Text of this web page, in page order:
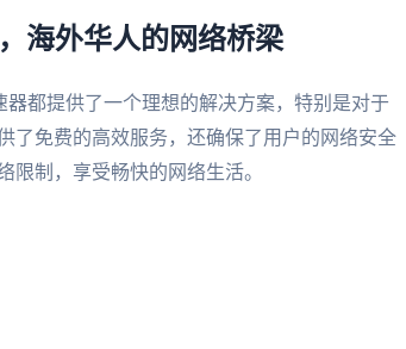
海外华人的网络桥梁
都提供了一个理想的解决方案，特别是对于
了免费的高效服务，还确保了用户的网络安全
制，享受畅快的网络生活。